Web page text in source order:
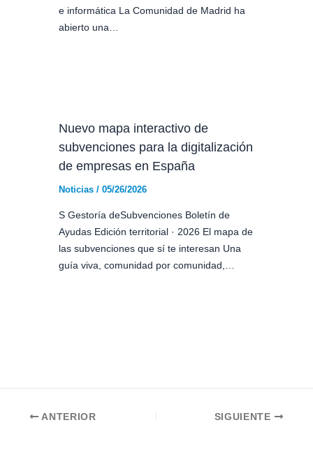
e informática La Comunidad de Madrid ha
abierto una…
Nuevo mapa interactivo de
subvenciones para la digitalización
de empresas en España
Noticias / 05/26/2026
S Gestoría deSubvenciones Boletín de
Ayudas Edición territorial · 2026 El mapa de
las subvenciones que sí te interesan Una
guía viva, comunidad por comunidad,…
ANTERIOR SIGUIENTE